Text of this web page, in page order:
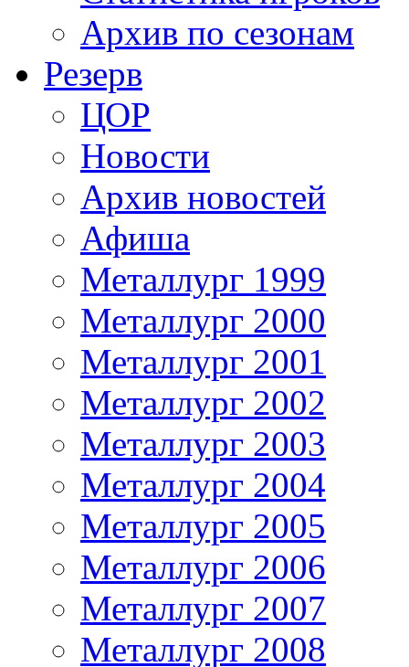
Архив по сезонам
Резерв
ЦОР
Новости
Архив новостей
Афиша
Металлург 1999
Металлург 2000
Металлург 2001
Металлург 2002
Металлург 2003
Металлург 2004
Металлург 2005
Металлург 2006
Металлург 2007
Металлург 2008